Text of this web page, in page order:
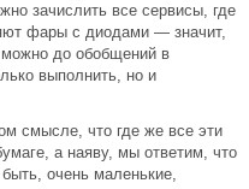
зачислить все сервисы, где
фары с диодами — значит,
до обобщений в
выполнить, но и
смысле, что где же все эти
а наяву, мы ответим, что
очень маленькие,